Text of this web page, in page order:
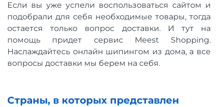
Если вы уже успели воспользоваться сайтом и
подобрали для себя необходимые товары, тогда
остается только вопрос доставки. И тут на
помощь придет сервис Meest Shopping.
Наслаждайтесь онлайн шипингом из дома, а все
вопросы доставки мы берем на себя.
Страны, в которых представлен